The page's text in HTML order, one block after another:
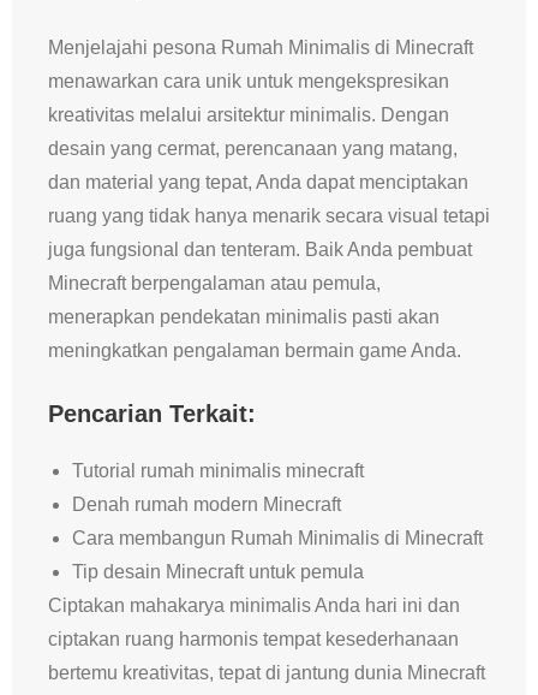
Menjelajahi pesona Rumah Minimalis di Minecraft
menawarkan cara unik untuk mengekspresikan
kreativitas melalui arsitektur minimalis. Dengan
desain yang cermat, perencanaan yang matang,
dan material yang tepat, Anda dapat menciptakan
ruang yang tidak hanya menarik secara visual tetapi
juga fungsional dan tenteram. Baik Anda pembuat
Minecraft berpengalaman atau pemula,
menerapkan pendekatan minimalis pasti akan
meningkatkan pengalaman bermain game Anda.
Pencarian Terkait:
Tutorial rumah minimalis minecraft
Denah rumah modern Minecraft
Cara membangun Rumah Minimalis di Minecraft
Tip desain Minecraft untuk pemula
Ciptakan mahakarya minimalis Anda hari ini dan
ciptakan ruang harmonis tempat kesederhanaan
bertemu kreativitas, tepat di jantung dunia Minecraft